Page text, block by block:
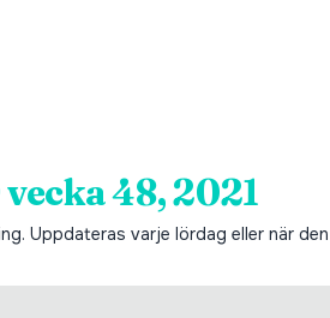
48, 2021
Uppdateras varje lördag eller när